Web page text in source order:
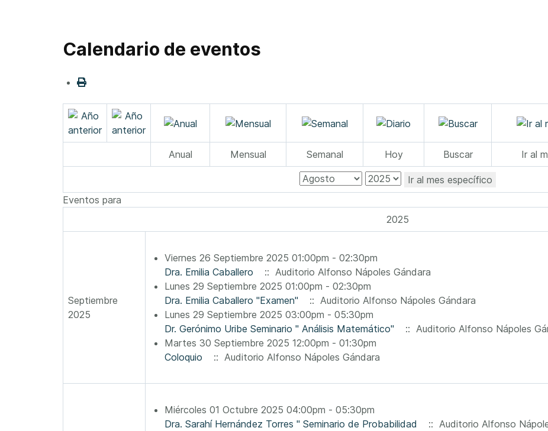
Calendario de eventos
Anual Mensual Semanal Hoy Buscar Ir al
Ir al mes específico
Eventos para
2025
Septiembre
2025
Viernes 26 Septiembre 2025 01:00pm - 02:30pm
Dra. Emilia Caballero
:: Auditorio Alfonso Nápoles Gándara
Lunes 29 Septiembre 2025 01:00pm - 02:30pm
Dra. Emilia Caballero "Examen"
:: Auditorio Alfonso Nápoles Gándara
Lunes 29 Septiembre 2025 03:00pm - 05:30pm
Dr. Gerónimo Uribe Seminario " Análisis Matemático"
:: Auditorio Alfonso Nápoles
Martes 30 Septiembre 2025 12:00pm - 01:30pm
Coloquio
:: Auditorio Alfonso Nápoles Gándara
Miércoles 01 Octubre 2025 04:00pm - 05:30pm
Dra. Sarahí Hernández Torres " Seminario de Probabilidad
:: Auditorio Alfonso